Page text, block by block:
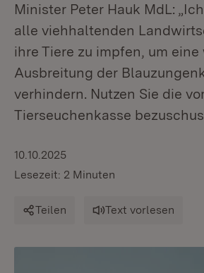
Minister Peter Hauk MdL:
alle viehhaltenden
ihre Tiere zu impfen, um eine
Ausbreitung der
verhindern. Nutzen Sie die
Tierseuchenkasse
10.10.2025
Lesezeit: 2 Minuten
Teilen Text vorlesen